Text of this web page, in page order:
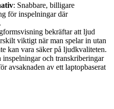
: Snabbare, billigare
för inspelningar där
bekräftar att ljud
viktigt när man spelar in utan
kan vara säker på ljudkvaliteten.
inspelningar och transkriberingar
avsaknaden av ett laptopbaserat